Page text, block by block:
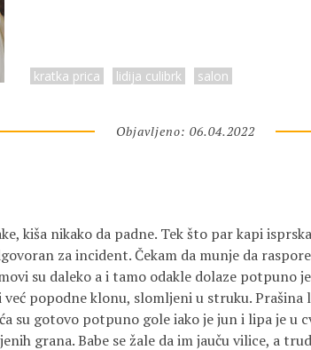
kratka prica lidija culibrk salon
Objavljeno: 06.04.2022
kiša nikako da padne. Tek što par kapi
za incident. Čekam da munje da
su daleko a i tamo odakle dolaze potpuno
popodne klonu, slomljeni u struku. Prašina
su gotovo potpuno gole iako je jun i lipa je u
grana. Babe se žale da im jauču vilice, a